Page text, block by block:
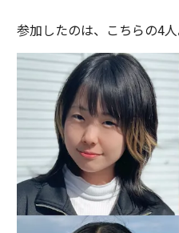
参加したのは、こちらの4人